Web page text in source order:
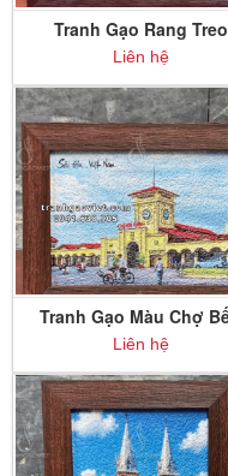
Tranh Gạo Rang Treo
Tường Lăng Bác
Liên hệ
Tranh Gạo Màu Chợ
Thành để bàn
Liên hệ